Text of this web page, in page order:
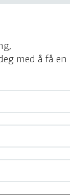
med å få en